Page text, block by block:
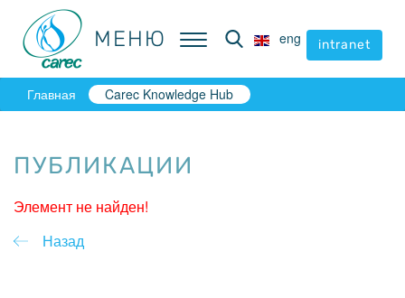
МЕНЮ eng intranet
МЕНЮ eng intranet
Главная Carec Knowledge Hub
ПУБЛИКАЦИИ
Элемент не найден!
Назад